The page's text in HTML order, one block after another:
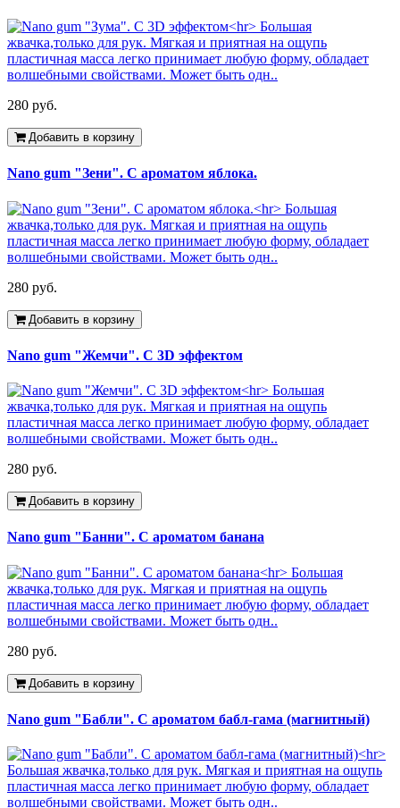
280 руб.
Добавить в корзину
Nano gum "Зени". С ароматом яблока.
280 руб.
Добавить в корзину
Nano gum "Жемчи". С 3D эффектом
280 руб.
Добавить в корзину
Nano gum "Банни". С ароматом банана
280 руб.
Добавить в корзину
Nano gum "Бабли". С ароматом бабл-гама (магнитный)